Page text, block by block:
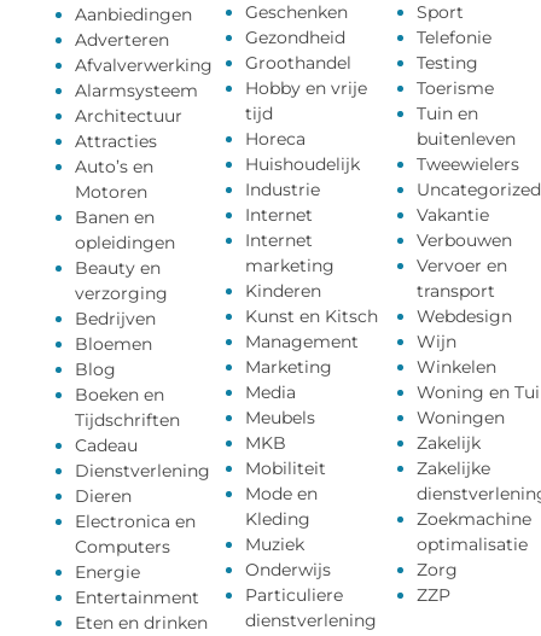
Aanbiedingen
Adverteren
Afvalverwerking
Alarmsysteem
Architectuur
Attracties
Auto’s en
Motoren
Banen en
opleidingen
Beauty en
verzorging
Bedrijven
Bloemen
Blog
Boeken en
Tijdschriften
Cadeau
Dienstverlening
Dieren
Electronica en
Computers
Energie
Entertainment
Eten en drinken
Geschenken
Gezondheid
Groothandel
Hobby en vrije
tijd
Horeca
Huishoudelijk
Industrie
Internet
Internet
marketing
Kinderen
Kunst en Kitsch
Management
Marketing
Media
Meubels
MKB
Mobiliteit
Mode en
Kleding
Muziek
Onderwijs
Particuliere
dienstverlening
Sport
Telefonie
Testing
Toerisme
Tuin en
buitenleven
Tweewielers
Uncategorized
Vakantie
Verbouwen
Vervoer en
transport
Webdesign
Wijn
Winkelen
Woning en
Woningen
Zakelijk
Zakelijke
Zoekmachine
optimalisatie
Zorg
ZZP